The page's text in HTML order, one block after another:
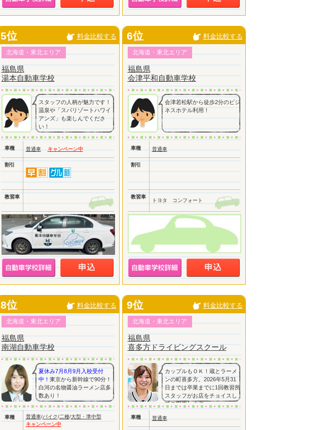
5位 料金比較する
北海道・東北エリア
福島県
湯本自動車学校
スタッフの人柄が魅力です！
温泉や「スパリゾートハワイ
アンズ」も楽しんでくださ
い！
車種 普通車 キャンペーン中
割引
教習車
6位 料金比較する
北海道・東北エリア
福島県
会津平和自動車学校
会津若松駅から徒歩2分のビジ
ネスホテル利用！
車種 普通車
割引
教習車
トヨタ コンフォート
8位 料金比較する
北海道・東北エリア
福島県
南湖自動車学校
夏休み7月8月9月入校受付
中！ 東京から新幹線で90分！
白河の名物醤油ラーメン店多
数あり！
車種 普通車/バイク/二種/大型・準中型
キャンペーン中
9位 料金比較する
北海道・東北エリア
福島県
喜多方ドライビングスクール
カップルもＯＫ！蔵とラーメ
ンの町喜多方。2026年5月31
日までは卒業までに1回教習所
スタッフがお店をチョイスし
てご案内します。
車種 普通車